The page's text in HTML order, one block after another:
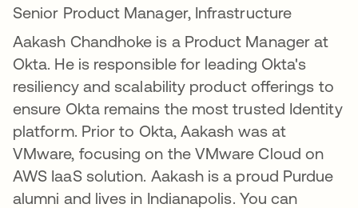
Senior Product Manager, Infrastructure
Aakash Chandhoke is a Product Manager at
Okta. He is responsible for leading Okta's
resiliency and scalability product offerings to
ensure Okta remains the most trusted Identity
platform. Prior to Okta, Aakash was at
VMware, focusing on the VMware Cloud on
AWS IaaS solution. Aakash is a proud Purdue
alumni and lives in Indianapolis. You can